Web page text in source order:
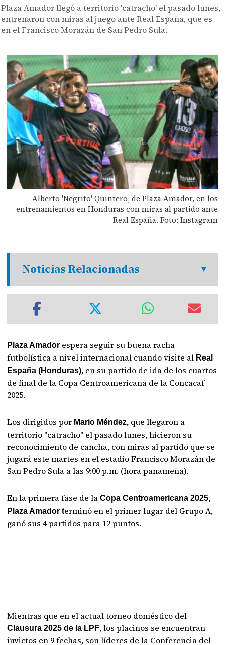
Plaza Amador llegó a territorio 'catracho' el pasado lunes,
entrenaron con miras al juego ante Real España, que es
en el Francisco Morazán de San Pedro Sula.
Alberto 'Negrito' Quintero, de Plaza Amador, en los
entrenamientos en Honduras con miras al partido ante
Real España. Foto: Instagram
Noticias Relacionadas
Plaza Amador espera seguir su buena racha
futbolística a nivel internacional cuando visite al Real
España (Honduras), en su partido de ida de los cuartos
de final de la Copa Centroamericana de la Concacaf
2025.
Los dirigidos por Mario Méndez, que llegaron a
territorio "catracho" el pasado lunes, hicieron su
reconocimiento de cancha, con miras al partido que se
jugará este martes en el estadio Francisco Morazán de
San Pedro Sula a las 9:00 p.m. (hora panameña).
En la primera fase de la Copa Centroamericana 2025,
Plaza Amador terminó en el primer lugar del Grupo A,
ganó sus 4 partidos para 12 puntos.
Mientras que en el actual torneo doméstico del
Clausura 2025 de la LPF, los placinos se encuentran
invictos en 9 fechas, son líderes de la Conferencia del